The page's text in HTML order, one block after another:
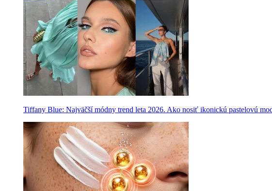
Tiffany Blue: Najväčší módny trend leta 2026. Ako nosiť ikonickú pastelovú